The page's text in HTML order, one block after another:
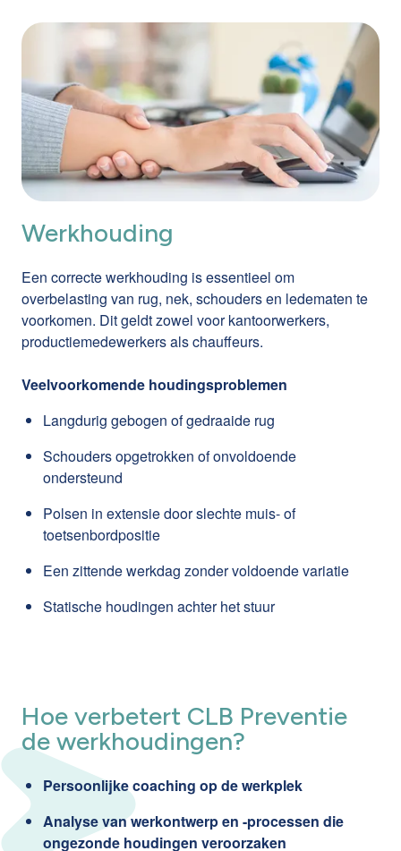
Werkhouding
Een correcte werkhouding is essentieel om
overbelasting van rug, nek, schouders en ledematen te
voorkomen. Dit geldt zowel voor kantoorwerkers,
productiemedewerkers als chauffeurs.
Veelvoorkomende houdingsproblemen
Langdurig gebogen of gedraaide rug
Schouders opgetrokken of onvoldoende
ondersteund
Polsen in extensie door slechte muis- of
toetsenbordpositie
Een zittende werkdag zonder voldoende variatie
Statische houdingen achter het stuur
Hoe verbetert CLB Preventie
de werkhoudingen?
Persoonlijke coaching op de werkplek
Analyse van werkontwerp en -processen die
ongezonde houdingen veroorzaken